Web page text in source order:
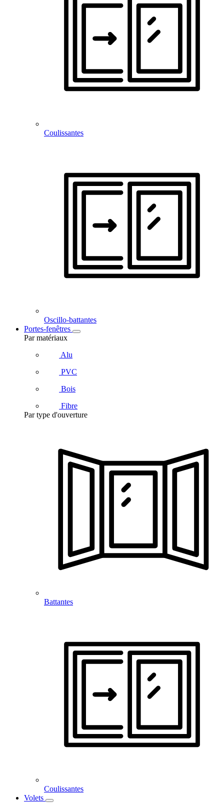
Coulissantes
Oscillo-battantes
Portes-fenêtres
Par matériaux
Alu
PVC
Bois
Fibre
Par type d'ouverture
Battantes
Coulissantes
Volets